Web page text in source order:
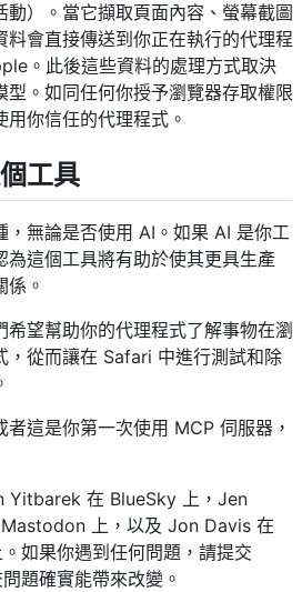
動）。當它擷取頁面內容、螢幕截圖
料會直接傳送到你正在執行的代理程
。此後這些資料的處理方式取決
型。如同任何你授予瀏覽器存取權限
你信任的代理程式。
工具
，無論是否使用 AI。如果 AI 是你工
為這個工具將有助於使其更具生產
係。
望幫助你的代理程式了解事物在瀏
，從而讓在 Safari 中進行測試和除
這是你第一次使用 MCP 伺服器，
Yitbarek 在 BlueSky 上，Jen
上，以及 Jon Davis 在
如果你遇到任何問題，請提交
題確實能帶來改變。